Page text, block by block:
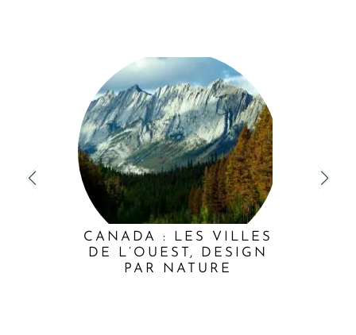
CANADA : LES VILLES
DE L’OUEST, DESIGN
PAR NATURE